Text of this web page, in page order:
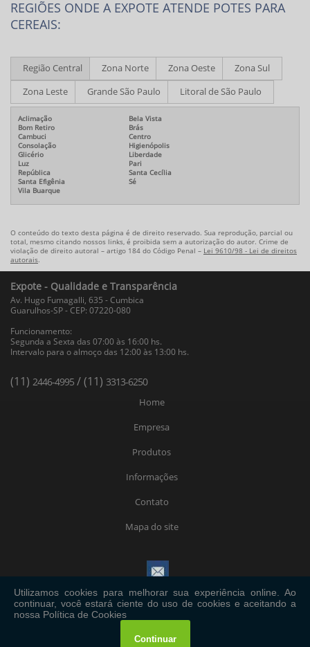
REGIÕES ONDE A EXPOTE ATENDE POTES PARA
CEREAIS:
Região Central Zona Norte Zona Oeste Zona Sul
Zona Leste Grande São Paulo Litoral de São Paulo
Aclimação
Bela Vista
Bom Retiro
Brás
Cambuci
Centro
Consolação
Higienópolis
Glicério
Liberdade
Luz
Pari
República
Santa Cecília
Santa Efigênia
Sé
Vila Buarque
O conteúdo do texto desta página é de direito reservado. Sua reprodução, parcial ou
total, mesmo citando nossos links, é proibida sem a autorização do autor. Crime de
violação de direito autoral – artigo 184 do Código Penal – Lei 9610/98 - Lei de direitos
autorais.
Expote - Qualidade e Transparência
Av. Hugo Fumagalli, 635 - Cumbica
Guarulhos-SP - CEP: 07220-080
Funcionamento:
Segunda a Sexta das 07:00 às 16:00 hs.
Intervalo para o almoço das 12:00 às 13:00 hs.
(11) 2446-4995 / (11) 3313-6250
Home
Empresa
Produtos
Informações
Contato
Mapa do site
Copyright © Expote. (Lei 9610 de 19/02/1998)